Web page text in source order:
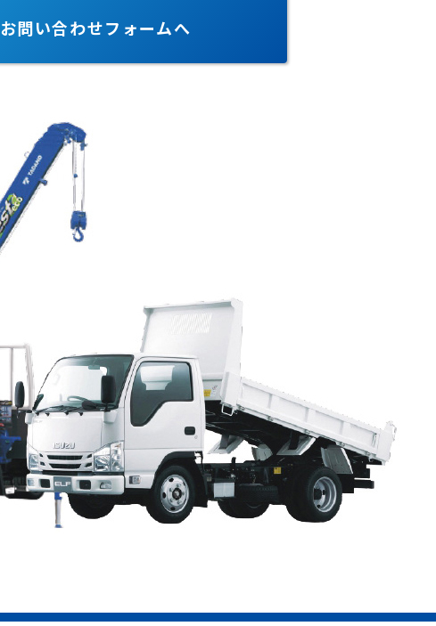
お問い合わせフォームへ